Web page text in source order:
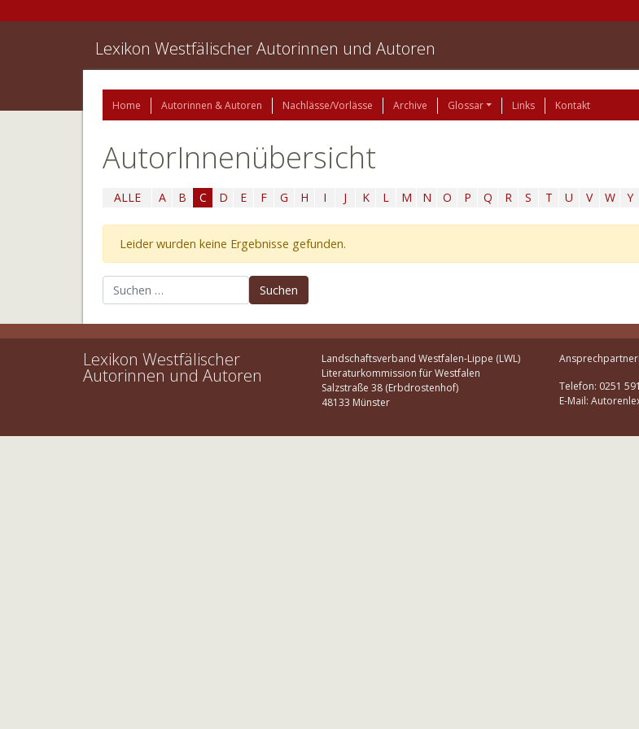
Lexikon Westfälischer Autorinnen und Autoren
Home Autorinnen & Autoren Nachlässe/Vorlässe Archive Glossar Links Kontakt
AutorInnenübersicht
ALLE A B C D E F G H I J K L M N O P Q R S T U V W Y
Leider wurden keine Ergebnisse gefunden.
Lexikon Westfälischer
Autorinnen und Autoren
Landschaftsverband Westfalen-Lippe (LWL)
Literaturkommission für Westfalen
Salzstraße 38 (Erbdrostenhof)
48133 Münster
Telefon: 0251
E-Mail: